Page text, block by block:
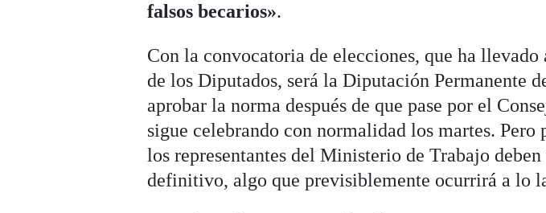
falsos becarios».
Con la convocatoria de elecciones, que ha
de los Diputados, será la Diputación Permanente
aprobar la norma después de que pase por el
sigue celebrando con normalidad los martes. Pero
los representantes del Ministerio de Trabajo
definitivo, algo que previsiblemente ocurrirá a lo